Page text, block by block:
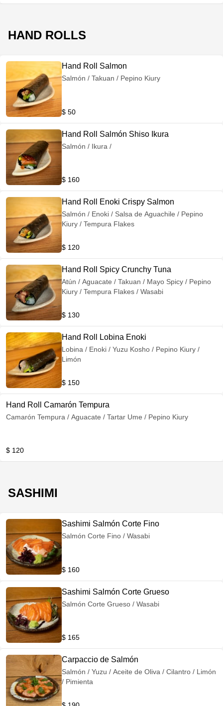
HAND ROLLS
Hand Roll Salmon
Salmón / Takuan / Pepino Kiury
$ 50
Hand Roll Salmón Shiso Ikura
Salmón / Ikura /
$ 160
Hand Roll Enoki Crispy Salmon
Salmón / Enoki / Salsa de Aguachile / Pepino
Kiury / Tempura Flakes
$ 120
Hand Roll Spicy Crunchy Tuna
Atún / Aguacate / Takuan / Mayo Spicy / Pepino
Kiury / Tempura Flakes / Wasabi
$ 130
Hand Roll Lobina Enoki
Lobina / Enoki / Yuzu Kosho / Pepino Kiury /
Limón
$ 150
Hand Roll Camarón Tempura
Camarón Tempura / Aguacate / Tartar Ume / Pepino Kiury
$ 120
SASHIMI
Sashimi Salmón Corte Fino
Salmón Corte Fino / Wasabi
$ 160
Sashimi Salmón Corte Grueso
Salmón Corte Grueso / Wasabi
$ 165
Carpaccio de Salmón
Salmón / Yuzu / Aceite de Oliva / Cilantro / Limón
/ Pimienta